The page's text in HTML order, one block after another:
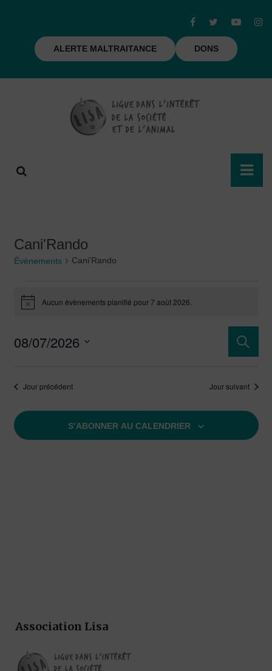
ALERTE MALTRAITANCE DONS
Cani'Rando
Évènements Cani'Rando
Notice Aucun évènements planifié pour 7 août 2026.
08/07/2026
date.
Jour précédent Jour suivant
S’ABONNER AU CALENDRIER
Association Lisa